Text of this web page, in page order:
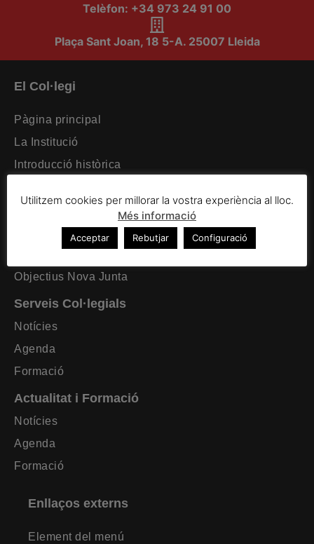
Telèfon: +34 973 24 91 00
Plaça Sant Joan, 18 5-A. 25007 Lleida
El Col·legi
Pàgina principal
La Institució
Introducció històrica
Organització col·legial
Formació requerida
Objectius Nova Junta
Serveis Col·legials
Notícies
Agenda
Formació
Actualitat i Formació
Notícies
Agenda
Formació
Enllaços externs
Element del menú
Utilitzem cookies per millorar la vostra experiència al lloc.
Més informació
Acceptar Rebutjar Configuració